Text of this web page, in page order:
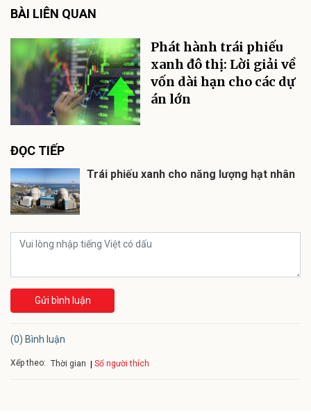
BÀI LIÊN QUAN
Phát hành trái phiếu
xanh đô thị: Lời giải về
vốn dài hạn cho các dự
án lớn
ĐỌC TIẾP
Trái phiếu xanh cho năng lượng hạt nhân
Gửi bình luận
(0) Bình luận
Xếp theo: Thời gian Số người thích